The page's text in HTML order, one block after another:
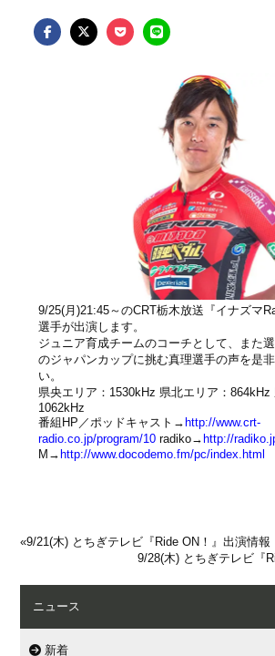
9/25(月)21:45～のCRT栃木放送『イナズマ
選手が出演します。
ジュニア育成チームのコーチとして、また
のジャパンカップに挑む真理選手の声を是
い。
県央エリア：1530kHz 県北エリア：864kHz
1062kHz
番組HP／ポッドキャスト→ http://www.crt-
radio.co.jp/program/10 radiko→ http://
M→ http://www.docodemo.fm/pc/index.html
«9/21(木) とちぎテレビ『Ride ON！』出演情報
9/28(木) とちぎテレビ『
ニュース
新着